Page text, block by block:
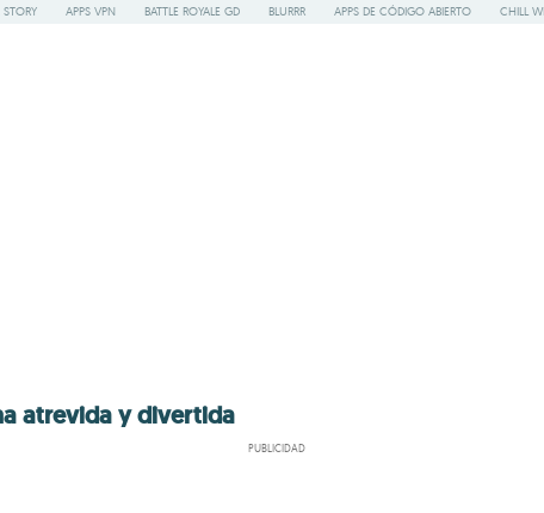
APPS VPN BATTLE ROYALE GD BLURRR APPS DE CÓDIGO ABIERTO CHILL
atrevida y divertida
PUBLICIDAD